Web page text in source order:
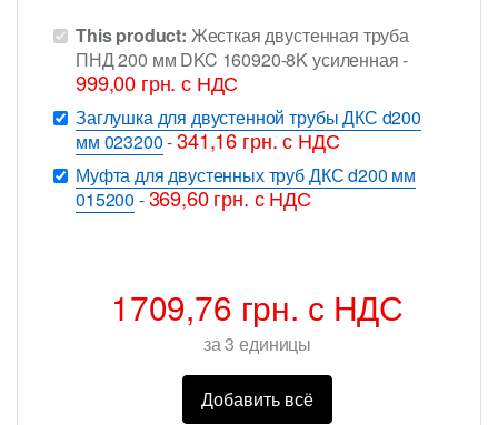
This product: Жесткая двустенная труба
ПНД 200 мм DKC 160920-8K усиленная-
999,00 грн. с НДС
Заглушка для двустенной трубы ДКС d200
мм 023200-341,16грн.с НДС
Муфта для двустенных труб ДКС d200 мм
015200 -369,60грн.с НДС
1709,76 грн. с НДС
за3 единицы
Добавить всё